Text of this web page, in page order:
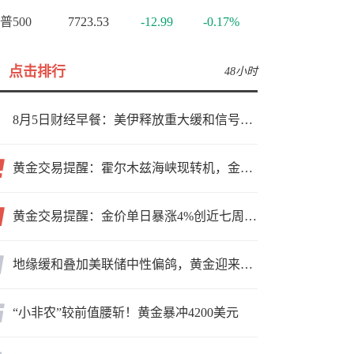
500 7723.53 -12.99 -0.17%
点击排行 48小时
8月5日财经早餐：美伊释放重大缓和信号，现货黄金高位持稳，美油重挫超6%
黄金交易提醒：霍尔木兹海峡现转机，金价小幅反弹，能否借就业数据再上新台阶？
黄金交易提醒：金价单日暴涨4%创近七周新高，加息预期降温叠加霍尔木兹“暂停信号”，牛市重启了？
地缘缓和叠加美联储中性偏鸽，黄金迎来上行窗口
“小非农”较前值腰斩！黄金暴冲4200美元